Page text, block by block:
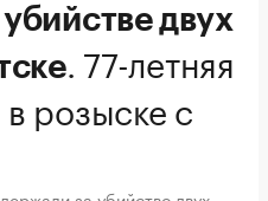
двух
. 77-летняя
розыске с